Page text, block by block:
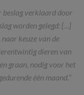
beslag verklaard door
worden gelegd: […]
keuze van de
dieren van
graan, nodig voor het
één maand.”